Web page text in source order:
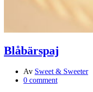
Blåbärspaj
Av Sweet & Sweeter
0 comment